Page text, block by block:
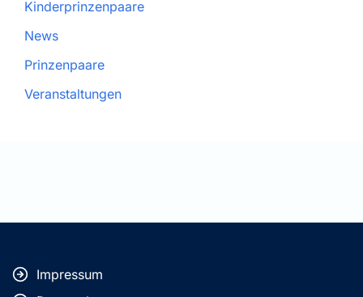
Kinderprinzenpaare
News
Prinzenpaare
Veranstaltungen
Impressum